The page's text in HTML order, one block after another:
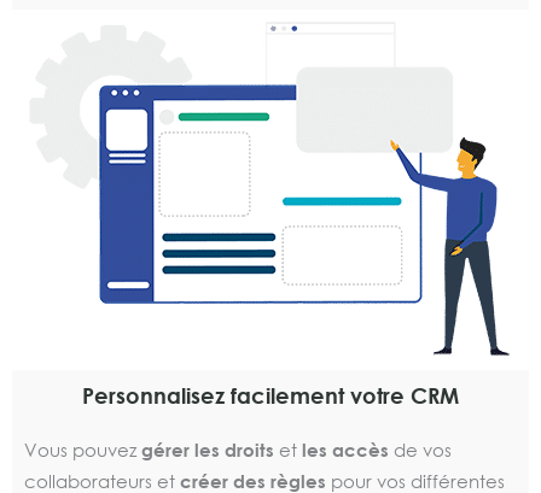
Personnalisez facilement votre CRM
Vous pouvez gérer les droits et les accès de vos
collaborateurs et créer des règles pour vos différentes